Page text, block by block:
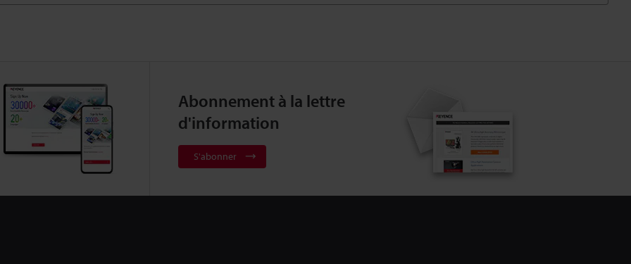
Abonnement à la lettre
d'information
S'abonner